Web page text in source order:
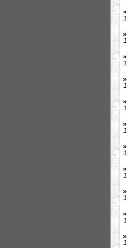
»
1
»
1
»
1
»
1
»
1
»
1
»
1
»
1
»
1
»
1
»
1